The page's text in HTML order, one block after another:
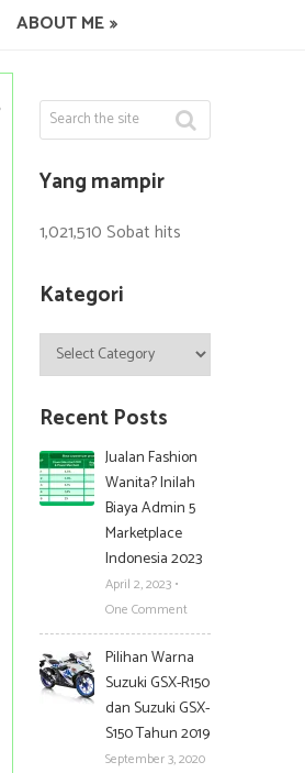
ABOUT ME
Yang mampir
1,021,510 Sobat hits
Kategori
Kategori
Recent Posts
Jualan Fashion
Wanita? Inilah
Biaya Admin 5
Marketplace
Indonesia 2023
April 2, 2023 •
One Comment
Pilihan Warna
Suzuki GSX-R150
dan Suzuki GSX-
S150 Tahun 2019
September 3, 2020